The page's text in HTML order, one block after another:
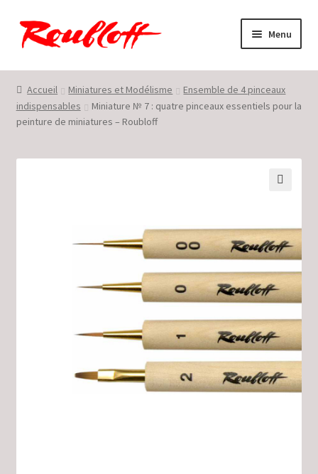
Aller
Aller
au
Menu
Accueil
Conditions générales de vente et d’utilisation
Politique de confidentialité
Restons en contact !
Validation de la commande
Accueil Miniatures et Modélisme
Ensemble de 4 pinceaux
indispensables
Miniature № 7 : quatre pinceaux essentiels pour la
peinture de miniatures – Roubloff